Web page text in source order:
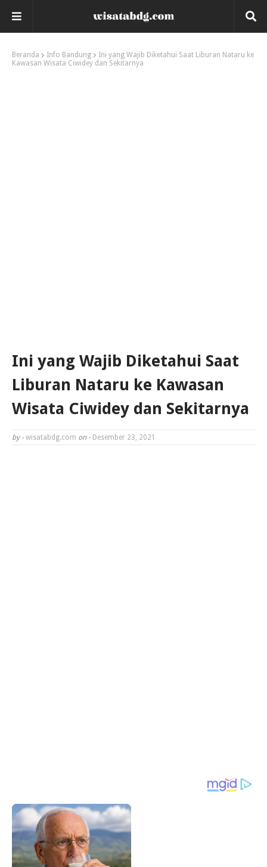
Beranda Info Bandung
Ini yang Wajib Diketahui Saat Liburan Nataru ke
Kawasan Wisata Ciwidey dan Sekitarnya
Ini yang Wajib Diketahui Saat
Liburan Nataru ke Kawasan
Wisata Ciwidey dan Sekitarnya
by - wisatabdg.com on - Desember 23, 2021